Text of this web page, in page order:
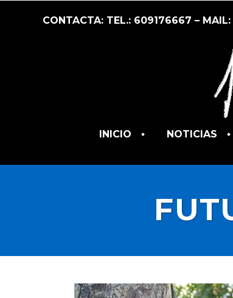
CONTACTA: TEL.: 609176667 – MAIL:
INICIO NOTICIAS